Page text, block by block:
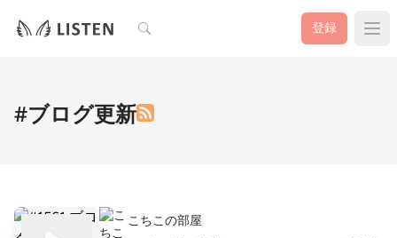
検索 登録
#ブログ更新
こちこの部屋